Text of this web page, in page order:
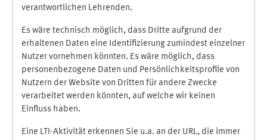
verantwortlichen Lehrenden.
Es wäre technisch möglich, dass Dritte aufgrund der
erhaltenen Daten eine Identifizierung zumindest einzelner
Nutzer vornehmen könnten. Es wäre möglich, dass
personenbezogene Daten und Persönlichkeitsprofile von
Nutzern der Website von Dritten für andere Zwecke
verarbeitet werden könnten, auf welche wir keinen
Einfluss haben.
Eine LTI-Aktivität erkennen Sie u.a. an der URL, die immer